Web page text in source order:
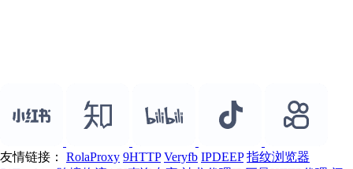
友情链接： RolaProxy 9HTTP Veryfb IPDEEP 指纹浏览器